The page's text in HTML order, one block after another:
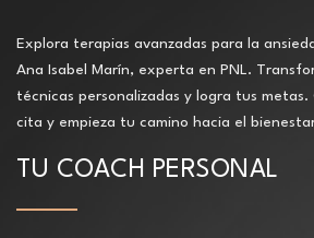
Explora terapias avanzadas para la
Ana Isabel Marín, experta en PNL.
técnicas personalizadas y logra tus
cita y empieza tu camino hacia el
TU COACH PERSONAL